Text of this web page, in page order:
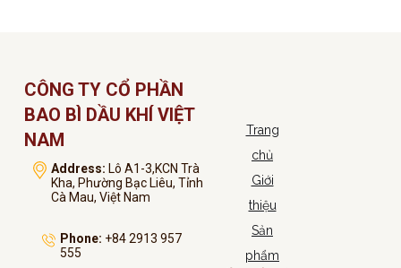
CÔNG TY CỔ PHẦN
BAO BÌ DẦU KHÍ VIỆT
NAM
Address: Lô A1-3,KCN Trà
Kha, Phường Bạc Liêu, Tỉnh
Cà Mau, Việt Nam
Phone: +84 2913 957
555
Trang
chủ
Giới
thiệu
Sản
phẩm